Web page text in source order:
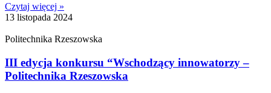
Czytaj więcej »
13 listopada 2024
Politechnika Rzeszowska
III edycja konkursu “Wschodzący innowatorzy –
Politechnika Rzeszowska